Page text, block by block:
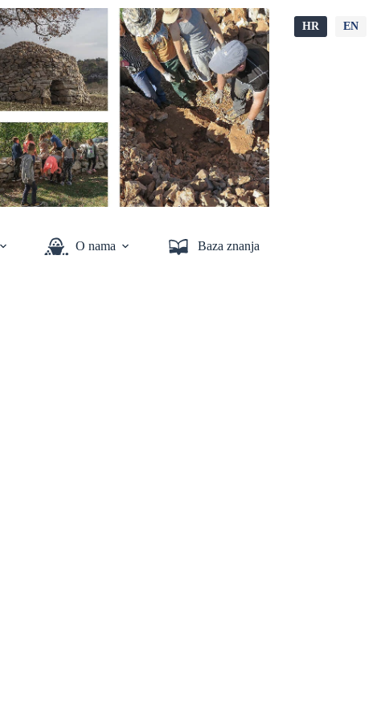
HR EN
O nama Baza znanja